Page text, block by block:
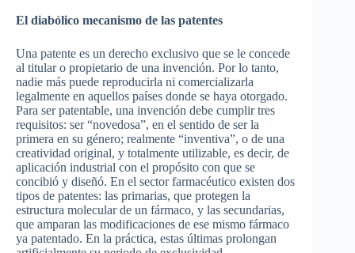
El diabólico mecanismo de las patentes
Una patente es un derecho exclusivo que se le concede
al titular o propietario de una invención. Por lo tanto,
nadie más puede reproducirla ni comercializarla
legalmente en aquellos países donde se haya otorgado.
Para ser patentable, una invención debe cumplir tres
requisitos: ser “novedosa”, en el sentido de ser la
primera en su género; realmente “inventiva”, o de una
creatividad original, y totalmente utilizable, es decir, de
aplicación industrial con el propósito con que se
concibió y diseñó. En el sector farmacéutico existen dos
tipos de patentes: las primarias, que protegen la
estructura molecular de un fármaco, y las secundarias,
que amparan las modificaciones de ese mismo fármaco
ya patentado. En la práctica, estas últimas prolongan